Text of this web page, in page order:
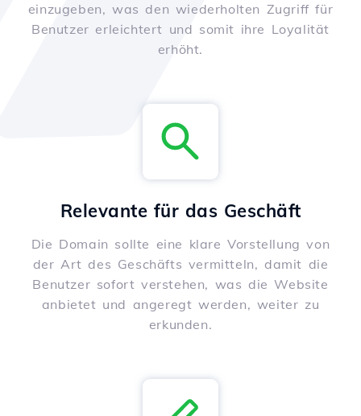
einzugeben, was den wiederholten Zugriff für
Benutzer erleichtert und somit ihre Loyalität
erhöht.
Relevante für das Geschäft
Die Domain sollte eine klare Vorstellung von
der Art des Geschäfts vermitteln, damit die
Benutzer sofort verstehen, was die Website
anbietet und angeregt werden, weiter zu
erkunden.